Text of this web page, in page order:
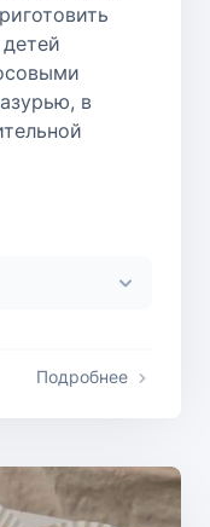
в
Подробнее